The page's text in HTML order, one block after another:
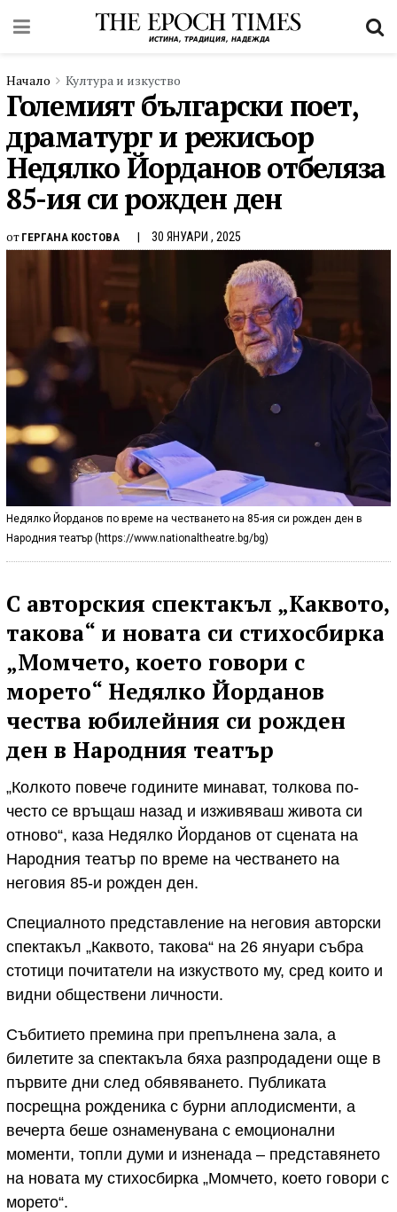
Начало Култура и изкуство
Големият български поет,
драматург и режисьор
Недялко Йорданов отбеляза
85-ия си рожден ден
от ГЕРГАНА КОСТОВА 30 ЯНУАРИ , 2025
Недялко Йорданов по време на честването на 85-ия си рожден ден в
Народния театър (https://www.nationaltheatre.bg/bg)
С авторския спектакъл „Каквото,
такова“ и новата си стихосбирка
„Момчето, което говори с
морето“ Недялко Йорданов
чества юбилейния си рожден
ден в Народния театър
„Колкото повече годините минават, толкова по-
често се връщаш назад и изживяваш живота си
отново“, каза Недялко Йорданов от сцената на
Народния театър по време на честването на
неговия 85-и рожден ден.
Специалното представление на неговия авторски
спектакъл „Каквото, такова“ на 26 януари събра
стотици почитатели на изкуството му, сред които и
видни обществени личности.
Събитието премина при препълнена зала, а
билетите за спектакъла бяха разпродадени още в
първите дни след обявяването. Публиката
посрещна рожденика с бурни аплодисменти, а
вечерта беше ознаменувана с емоционални
моменти, топли думи и изненада – представянето
на новата му стихосбирка „Момчето, което говори с
морето“.